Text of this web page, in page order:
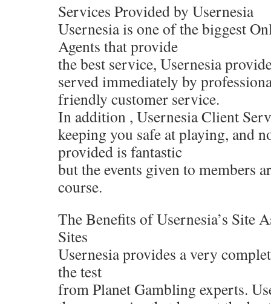
Services Provided by Usernesia
Usernesia is one of the biggest
Agents that provide
the best service, Usernesia
served immediately by
friendly customer service.
In addition , Usernesia Client
keeping you safe at playing, and
provided is fantastic
but the events given to members
course.
The Benefits of Usernesia’s Site
Sites
Usernesia provides a very
the test
from Planet Gambling experts.